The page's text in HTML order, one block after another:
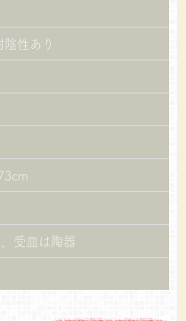
性あり
受皿は陶器